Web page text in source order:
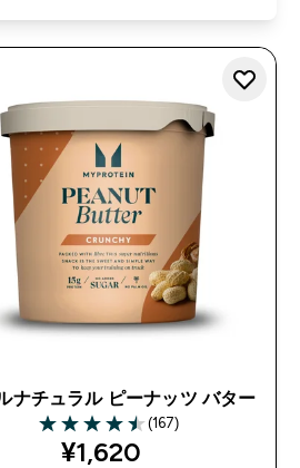
ナチュラル ピーナッツ バター
4.51 out of 5 stars
(167)
discounted price
¥1,620‎